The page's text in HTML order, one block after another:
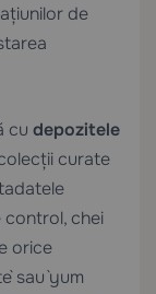
de
cu depozitele
curate
control, chei
orice
sau `yum